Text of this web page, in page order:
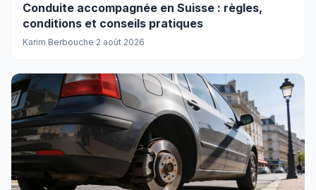
Conduite accompagnée en Suisse : règles,
conditions et conseils pratiques
Karim Berbouche·2 août 2026